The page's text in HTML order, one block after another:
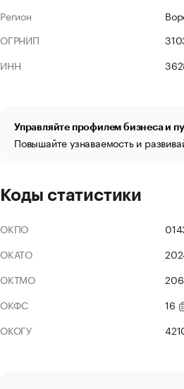
Регион
ОГРНИП
ИНН
Управляйте профилем бизнеса и
Повышайте узнаваемость и
Коды статистики
ОКПО
ОКАТО
ОКТМО
ОКФС
16
ОКОГУ